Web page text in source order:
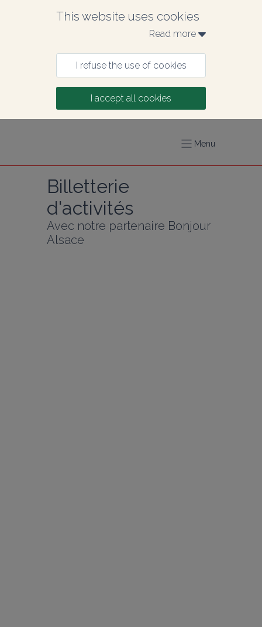
This website uses cookies
Read more
I refuse the use of cookies
I accept all cookies
Menu
Billetterie
d'activités
Avec notre partenaire Bonjour
Alsace